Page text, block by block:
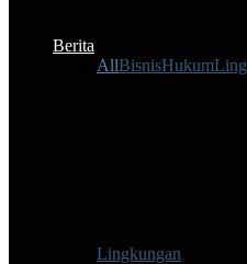
Berita
AllBisnisHukum
Lingkungan